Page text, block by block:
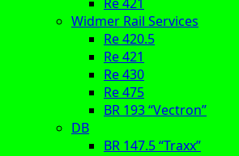
Widmer Rail Services
Re 420.5
Re 421
Re 430
Re 475
BR 193 “Vectron”
DB
BR 147.5 “Traxx”